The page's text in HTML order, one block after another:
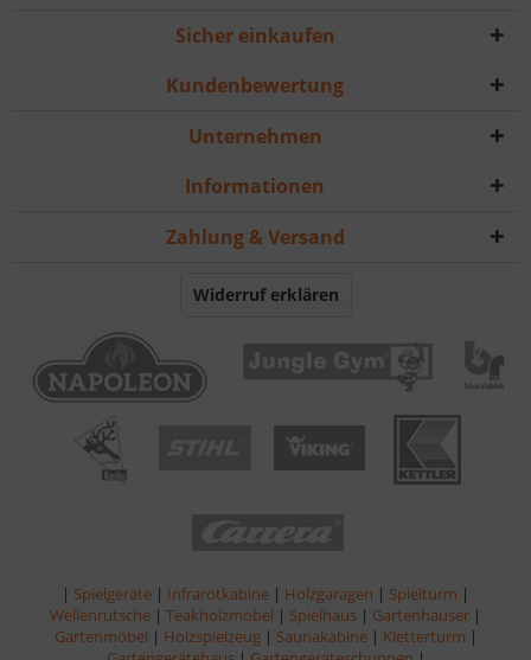
Sicher einkaufen
Kundenbewertung
Unternehmen
Informationen
Zahlung & Versand
Widerruf erklären
| Spielgeräte | Infrarotkabine | Holzgaragen | Spielturm |
Wellenrutsche | Teakholzmöbel | Spielhaus | Gartenhäuser |
Gartenmöbel | Holzspielzeug | Saunakabine | Kletterturm |